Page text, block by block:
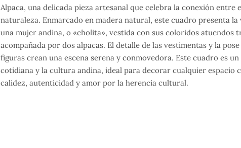
Alpaca, una delicada pieza artesanal que celebra la conexión entre
naturaleza. Enmarcado en madera natural, este cuadro presenta
una mujer andina, o «cholita», vestida con sus coloridos atuendos
acompañada por dos alpacas. El detalle de las vestimentas y la
figuras crean una escena serena y conmovedora. Este cuadro es
cotidiana y la cultura andina, ideal para decorar cualquier espacio
calidez, autenticidad y amor por la herencia cultural.